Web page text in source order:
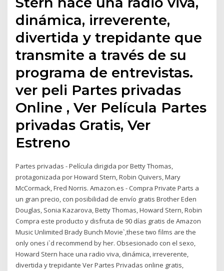
dinámica, irreverente,
divertida y trepidante que
transmite a través de su
programa de entrevistas.
ver peli Partes privadas
Online , Ver Película Partes
privadas Gratis, Ver
Estreno
Partes privadas - Película dirigida por Betty Thomas,
protagonizada por Howard Stern, Robin Quivers, Mary
McCormack, Fred Norris. Amazon.es - Compra Private Parts a
un gran precio, con posibilidad de envío gratis Brother Eden
Douglas, Sonia Kazarova, Betty Thomas, Howard Stern, Robin
Compra este producto y disfruta de 90 días gratis de Amazon
Music Unlimited Brady Bunch Movie`,these two films are the
only ones i`d recommend by her. Obsesionado con el sexo,
Howard Stern hace una radio viva, dinámica, irreverente,
divertida y trepidante Ver Partes Privadas online gratis,